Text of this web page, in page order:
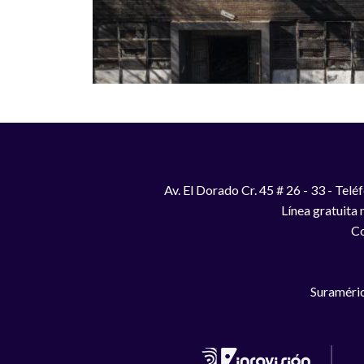
Av. El Dorado Cr. 45 # 26 - 33 -
Línea gratuita